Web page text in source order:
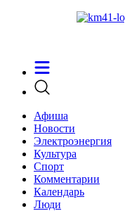
Афиша
Новости
Электроэнергия
Культура
Спорт
Комментарии
Календарь
Люди